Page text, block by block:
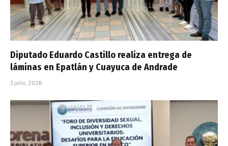
Diputado Eduardo Castillo realiza entrega de
láminas en Epatlán y Cuayuca de Andrade
3 julio, 2026